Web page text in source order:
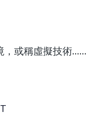
或稱虛擬技術......